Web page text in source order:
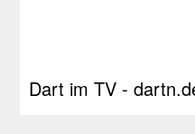
Dart im TV -